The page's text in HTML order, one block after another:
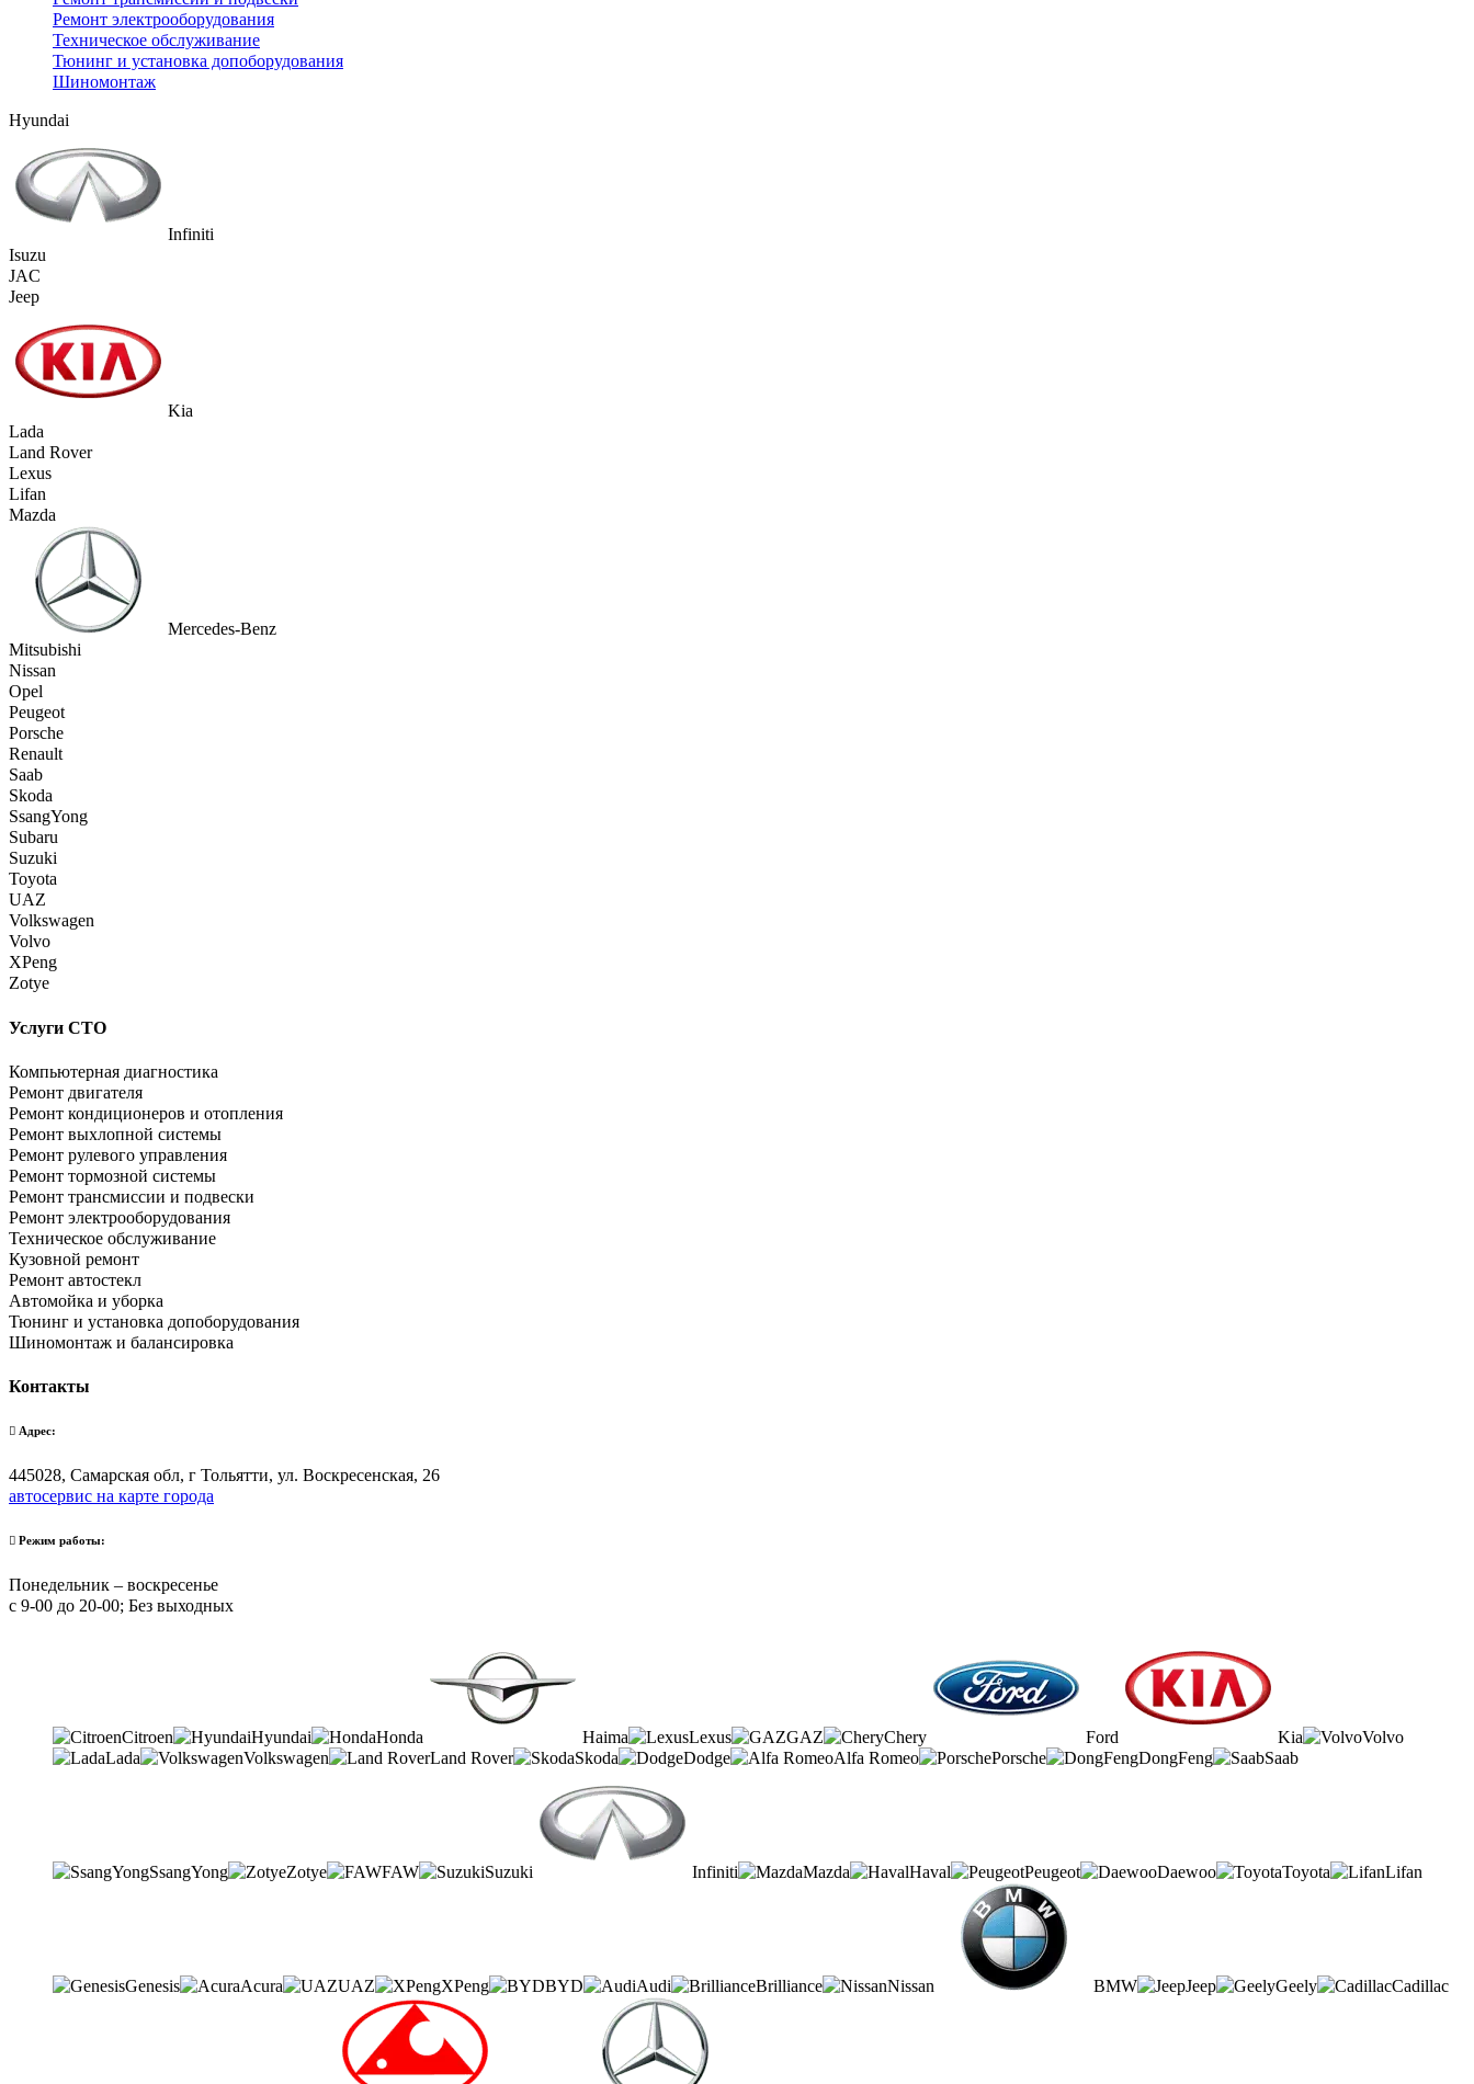
Ремонт электрооборудования
Техническое обслуживание
Тюнинг и установка допоборудования
Шиномонтаж
Hyundai
Infiniti
Isuzu
JAC
Jeep
Kia
Lada
Land Rover
Lexus
Lifan
Mazda
Mercedes-Benz
Mitsubishi
Nissan
Opel
Peugeot
Porsche
Renault
Saab
Skoda
SsangYong
Subaru
Suzuki
Toyota
UAZ
Volkswagen
Volvo
XPeng
Zotye
Услуги СТО
Компьютерная диагностика
Ремонт двигателя
Ремонт кондиционеров и отопления
Ремонт выхлопной системы
Ремонт рулевого управления
Ремонт тормозной системы
Ремонт трансмиссии и подвески
Ремонт электрооборудования
Техническое обслуживание
Кузовной ремонт
Ремонт автостекл
Автомойка и уборка
Тюнинг и установка допоборудования
Шиномонтаж и балансировка
Контакты
Адрес:
445028, Самарская обл, г Тольятти, ул. Воскресенская, 26
автосервис на карте города
Режим работы:
Понедельник – воскресенье
с 9-00 до 20-00; Без выходных
Citroen Hyundai Honda Haima Lexus GAZ Chery Ford Kia
Volvo
Lada
Volkswagen Land Rover Skoda Dodge Alfa Romeo Porsche DongFeng Saab
SsangYong Zotye FAW Suzuki Infiniti Mazda Haval Peugeot Daewoo Toyota Lifan
Genesis Acura UAZ XPeng BYD Audi Brilliance Nissan BMW Jeep Geely Cadillac